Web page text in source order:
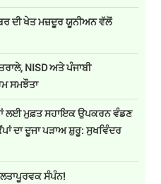
ਦੀ ਖੇਤ ਮਜ਼ਦੂਰ ਯੂਨੀਅਨ ਵੱਲੋਂ
NISD ਅਤੇ ਪੰਜਾਬੀ
ਸਮਝੌਤਾ
ਲਈ ਮੁਫ਼ਤ ਸਹਾਇਕ ਉਪਕਰਨ ਵੰਡਣ
ਦਾ ਦੂਜਾ ਪੜਾਅ ਸ਼ੁਰੂ: ਸੁਖਵਿੰਦਰ
ਸੰਪੰਨ!